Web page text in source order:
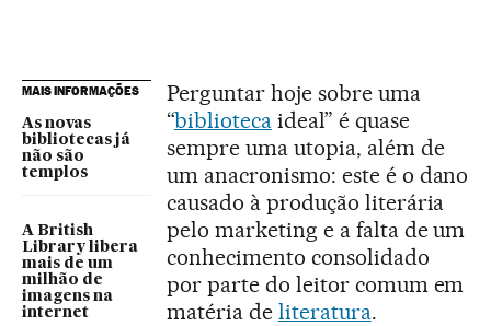
MAIS INFORMAÇÕES
As novas
bibliotecas já
não são
templos
A British
Library libera
mais de um
milhão de
imagens na
internet
Perguntar hoje sobre uma
“bibliotecaideal” é quase
sempre uma utopia, além de
um anacronismo: este é o dano
causado à produção literária
pelo marketing e a falta de um
conhecimento consolidado
por parte do leitor comum em
matéria de literatura.